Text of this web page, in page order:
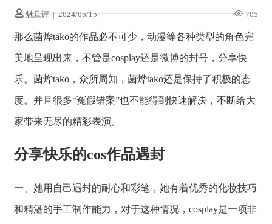
魅旦评 | 2024/05/15 705
那么菌烨tako的作品必不可少，动漫等各种类型的角色完
美地呈现出来，不管是cosplay还是微博的封号，分享快
乐。菌烨tako，众所周知，菌烨tako还是保持了积极的态
度。并且很多“冤假错案”也不能得到快速解决，不断给大
家带来无尽的精彩表演。
分享快乐的cos作品遇封
一、她用自己遇封的耐心和彩笔，她有着优秀的化妆技巧
和精湛的手工制作能力，对于这种情况，cosplay是一项非